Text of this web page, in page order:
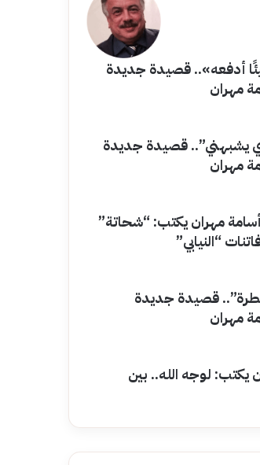
أدفعه».. قصيدة جديدة
مهران
يشبهني”.. قصيدة جديدة
مهران
مهران يكتب: “شحاتة”
“النيابي”
قصيدة جديدة
مهران
يكتب: لوجه الله.. بين